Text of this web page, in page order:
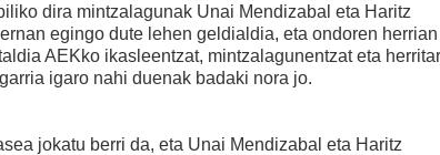
dira mintzalagunak Unai Mendizabal eta Haritz
egingo dute lehen geldialdia, eta ondoren herrian
AEKko ikasleentzat, mintzalagunentzat eta herritar
igaro nahi duenak badaki nora jo.
jokatu berri da, eta Unai Mendizabal eta Haritz